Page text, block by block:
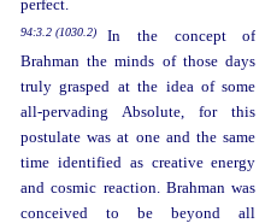
perfect.
94:3.2 (1030.2)
In the concept of
Brahman the minds of those days
truly grasped at the idea of some
all-pervading Absolute, for this
postulate was at one and the same
time identified as creative energy
and cosmic reaction. Brahman was
conceived to be beyond all